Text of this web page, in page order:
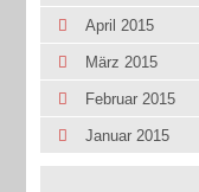
April 2015
März 2015
Februar 2015
Januar 2015